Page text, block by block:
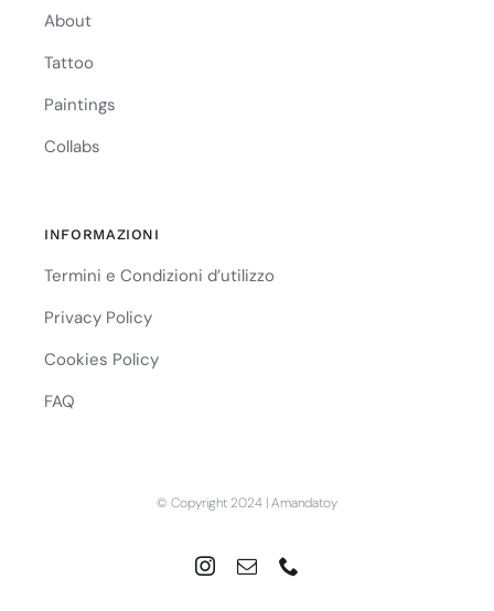
About
Tattoo
Paintings
Collabs
INFORMAZIONI
Termini e Condizioni d’utilizzo
Privacy Policy
Cookies Policy
FAQ
© Copyright 2024 | Amandatoy